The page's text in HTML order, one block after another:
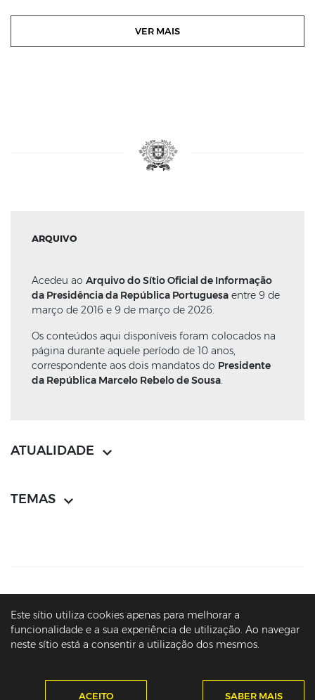
Este sítio utiliza cookies apenas para melhorar a
funcionalidade e a sua experiência de utilização. Ao navegar
neste sítio está a consentir a utilização dos mesmos.
ACEITO SABER MAIS
VER MAIS
ARQUIVO
Acedeu ao Arquivo do Sítio Oficial de Informação
da Presidência da República Portuguesa entre 9 de
março de 2016 e 9 de março de 2026.
Os conteúdos aqui disponíveis foram colocados na
página durante aquele período de 10 anos,
correspondente aos dois mandatos do Presidente
da República Marcelo Rebelo de Sousa.
ATUALIDADE
TEMAS
AVISOS LEGAIS
ACESSIBILIDADE